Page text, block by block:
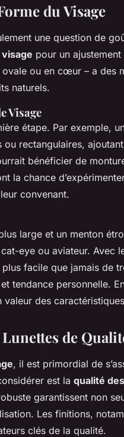
du Visage
une question de
pour un
ou en cœur – a des
naturels.
Visage
étape. Par exemple,
ou rectangulaires,
bénéficier de
la chance
leur convenant.
large et un menton
eye ou aviateur. Avec
facile que jamais de
tendance personnelle.
des
de
, il est primordial de
est la qualité
garantissent non
Les finitions,
clés de la qualité.